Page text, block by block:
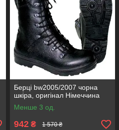
Берці bw2005/2007 чорна
шкіра, оригінал Німеччина
Менше 3 од.
942 ₴ 1 570 ₴